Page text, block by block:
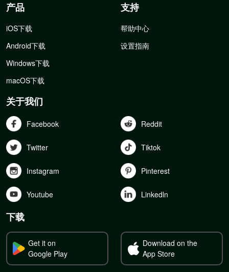
产品
iOS下载
Android下载
Windows下载
macOS下载
支持
帮助中心
设置指南
关于我们
Facebook Reddit
Twitter Tiktok
Instagram Pinterest
Youtube Linkedln
下载
Get it on
Google Play
Download on the
App Store